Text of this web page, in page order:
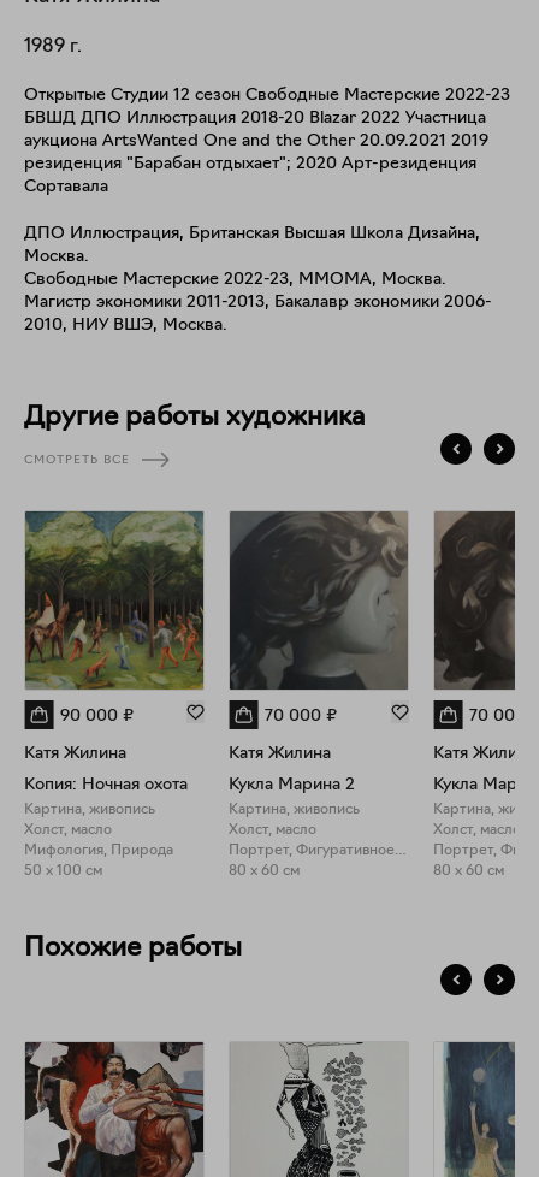
1989 г.
Открытые Студии 12 сезон Свободные Мастерские 2022-23
БВШД ДПО Иллюстрация 2018-20 Blazar 2022 Участница
аукциона ArtsWanted One and the Other 20.09.2021 2019
резиденция "Барабан отдыхает"; 2020 Арт-резиденция
Сортавала
ДПО Иллюстрация, Британская Высшая Школа Дизайна,
Москва.
Свободные Мастерские 2022-23, ММОМА, Москва.
Магистр экономики 2011-2013, Бакалавр экономики 2006-
2010, НИУ ВШЭ, Москва.
Другие работы художника
СМОТРЕТЬ ВСЕ
90 000 ₽
Катя Жилина
Копия: Ночная охота
Картина, живопись
Холст, масло
Мифология, Природа
50 x 100 см
70 000 ₽
Катя Жилина
Кукла Марина 2
Картина, живопись
Холст, масло
Портрет, Фигуративное искусство
80 x 60 см
70 000
Катя Жилина
Кукла
Картина,
Холст, масло
80 x 60 см
Похожие работы